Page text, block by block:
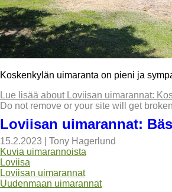
Koskenkylän uimaranta on pieni ja
Lue lisää about Loviisan uimarannat:
Do not remove or your site will get broken
Loviisan uimarannat:
15.2.2023
Tony Hagerlund
Kuvia uimarannoista
Loviisa
Loviisan uimarannat
Uudenmaan uimarannat